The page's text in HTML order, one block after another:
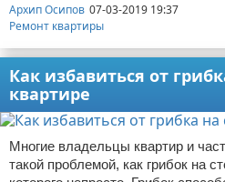
Архип Осипов 07-03-2019 19:37
Ремонт квартиры
Как избавиться от
квартире
Многие владельцы квартир и
такой проблемой, как грибок на